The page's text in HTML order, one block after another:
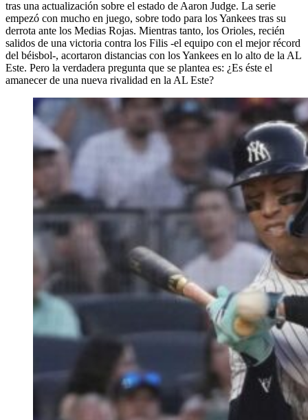
tras una actualización sobre el estado de Aaron Judge. La serie
empezó con mucho en juego, sobre todo para los Yankees tras su
derrota ante los Medias Rojas. Mientras tanto, los Orioles, recién
salidos de una victoria contra los Filis -el equipo con el mejor récord
del béisbol-, acortaron distancias con los Yankees en lo alto de la AL
Este. Pero la verdadera pregunta que se plantea es: ¿Es éste el
amanecer de una nueva rivalidad en la AL Este?